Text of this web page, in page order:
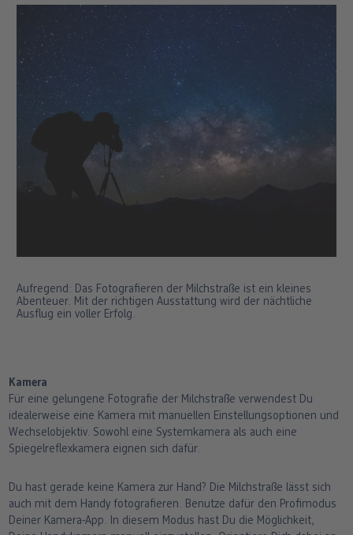
Aufregend: Das Fotografieren der Milchstraße ist ein kleines
Abenteuer. Mit der richtigen Ausstattung wird der nächtliche
Ausflug ein voller Erfolg.
Kamera
Für eine gelungene Fotografie der Milchstraße verwendest Du
idealerweise eine Kamera mit manuellen Einstellungsoptionen und
Wechselobjektiv. Sowohl eine Systemkamera als auch eine
Spiegelreflexkamera eignen sich dafür.
Du hast gerade keine Kamera zur Hand? Die Milchstraße lässt sich
auch mit dem Handy fotografieren. Benutze dafür den Profimodus
Deiner Kamera-App. In diesem Modus hast Du die Möglichkeit,